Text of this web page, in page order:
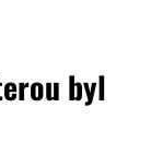
byl